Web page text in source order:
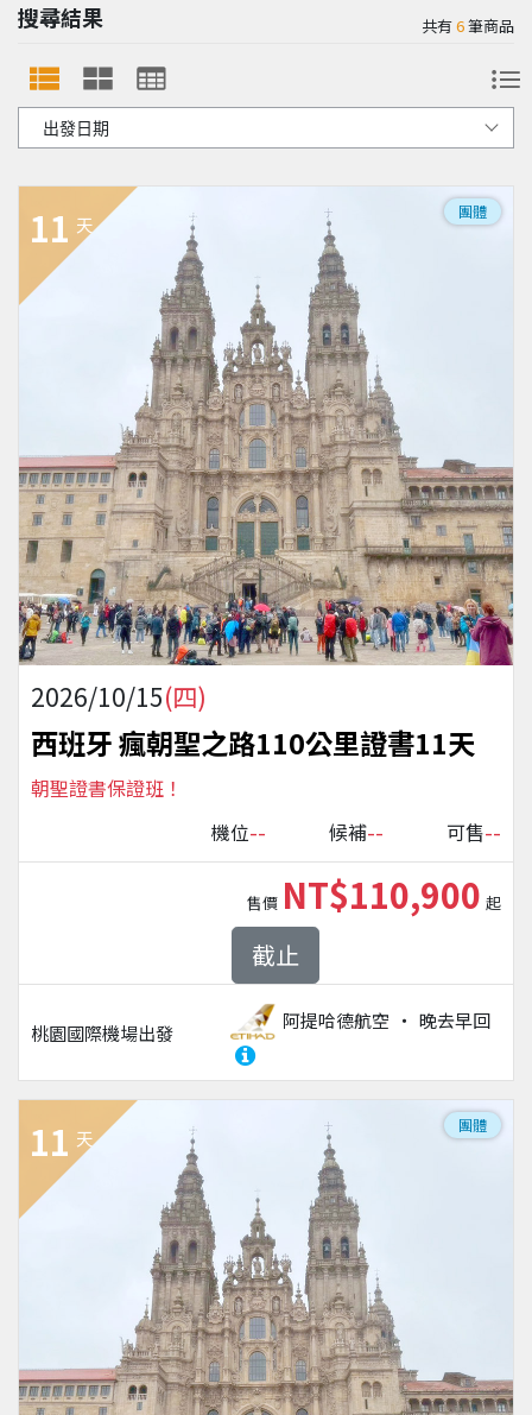
搜尋結果 共有6筆商品
11 天
團體
2026/10/15(四)
西班牙 瘋朝聖之路110公里證書11天
朝聖證書保證班！
機位-- 候補-- 可售--
桃園國際機場出發
阿提哈德航空 晚去早回
售價 NT$110,900 起
截止
11 天
團體